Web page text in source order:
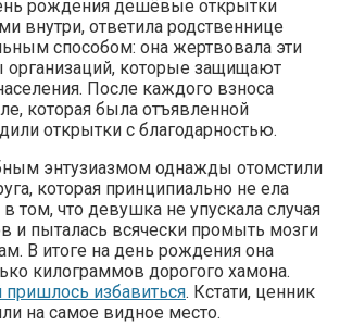
рождения дешёвые открытки
внутри, ответила родственнице
способом: она жертвовала эти
организаций, которые защищают
После каждого взноса
которая была отъявленной
открытки с благодарностью.
энтузиазмом однажды отомстили
которая принципиально не ела
том, что девушка не упускала случая
и пыталась всячески промыть мозги
В итоге на день рождения она
килограммов дорогого хамона.
пришлось избавиться. Кстати, ценник
на самое видное место.